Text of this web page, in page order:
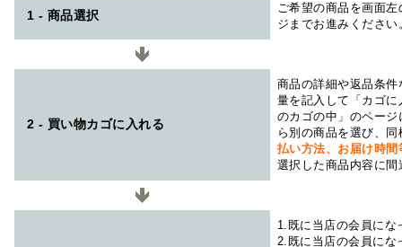
1 - 商品選択
ご希望の商品を画面
ジまでお進みください
2 - 買い物カゴに入れる
商品の詳細や返品条
量を記入して「カゴ
のカゴの中」のペー
ら別の商品を選び、
払い方法、お届け時
選択した商品内容に
1.既に当店の会員にな
2.既に当店の会員にな